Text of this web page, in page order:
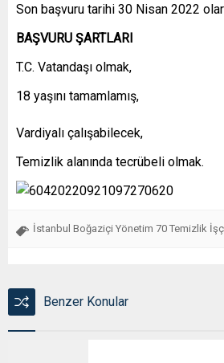
Son başvuru tarihi 30 Nisan 2022
BAŞVURU ŞARTLARI
T.C. Vatandaşı olmak,
18 yaşını tamamlamış,
Vardiyalı çalışabilecek,
Temizlik alanında tecrübeli olmak.
İstanbul Boğaziçi Yönetim 70 Temizlik
Benzer Konular